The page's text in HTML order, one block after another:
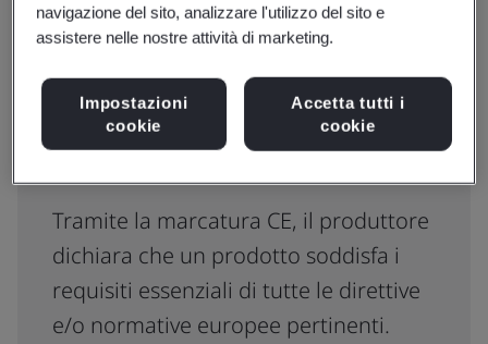
Tramite la marcatura CE, il produttore
dichiara che un prodotto soddisfa i
requisiti essenziali di tutte le direttive
e/o normative europee pertinenti.
navigazione del sito, analizzare l'utilizzo del sito e
assistere nelle nostre attività di marketing.
Impostazioni
cookie
Accetta tutti i
cookie